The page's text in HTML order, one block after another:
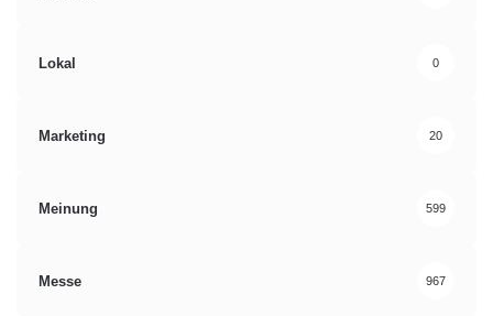
Lokal 0
Marketing 20
Meinung 599
Messe 967